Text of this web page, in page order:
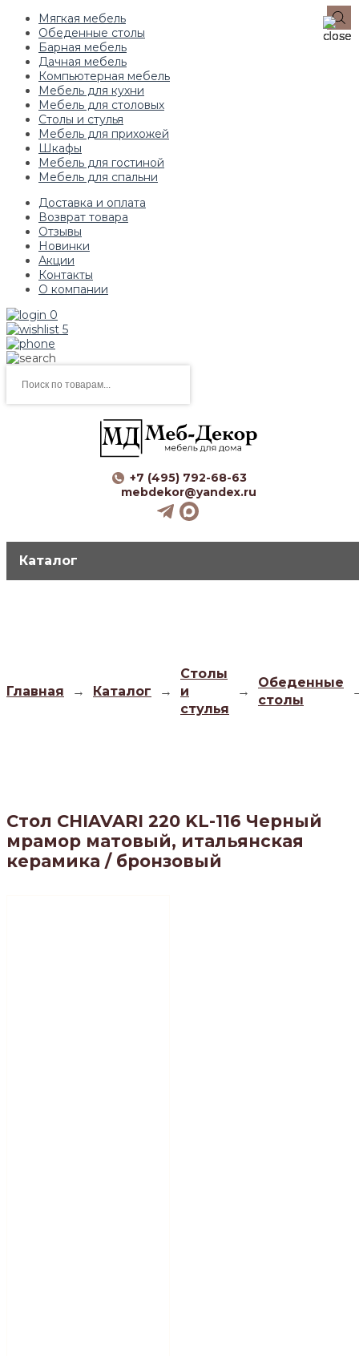
Мягкая мебель
Обеденные столы
Барная мебель
Дачная мебель
Компьютерная мебель
Мебель для кухни
Мебель для столовых
Столы и стулья
Мебель для прихожей
Шкафы
Мебель для гостиной
Мебель для спальни
Доставка и оплата
Возврат товара
Отзывы
Новинки
Акции
Контакты
О компании
0
5
товаров
+7 (495) 792-68-63
mebdekor@yandex.ru
Каталог
Главная → Каталог →
Столы
и
стулья
→
Обеденные
столы
Стол CHIAVARI 220 KL-116 Черный
мрамор матовый, итальянская
керамика / бронзовый